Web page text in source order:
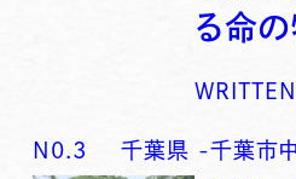
る命
N0. 3 千葉県 -千葉市